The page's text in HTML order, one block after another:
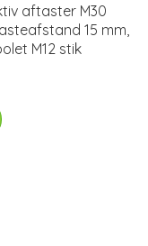
aftaster M30
15 mm,
M12 stik